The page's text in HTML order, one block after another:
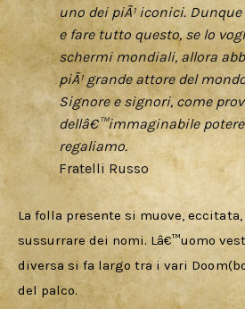
uno dei piÃ¹ iconici.
e fare tutto questo, se lo
schermi mondiali, allora
piÃ¹ grande attore del
Signore e signori, come
dellâ€™immaginabile
regaliamo.
Fratelli Russo
La folla presente si muove,
sussurrare dei nomi. Lâ€™uomo
diversa si fa largo tra i vari
del palco.